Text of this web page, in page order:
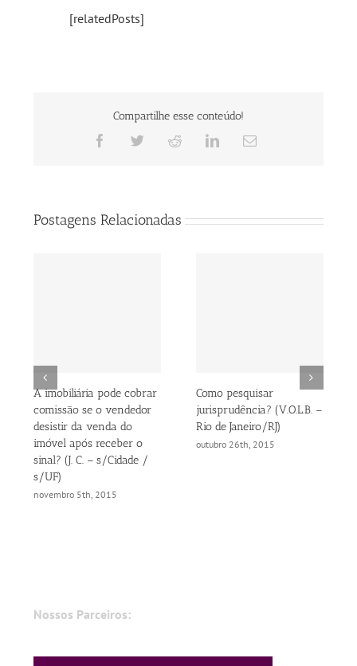
[relatedPosts]
Compartilhe esse conteúdo!
FacebookTwitterRedditLinkedIn
E-
Postagens Relacionadas
A imobiliária pode cobrar
comissão se o vendedor
desistir da venda do
imóvel após receber o
sinal? (J. C. – s/Cidade /
s/UF)
novembro 5th, 2015
Como pesquisar
jurisprudência? (V.O.L.B. –
Rio de Janeiro/RJ)
outubro 26th, 2015
Nossos Parceiros: